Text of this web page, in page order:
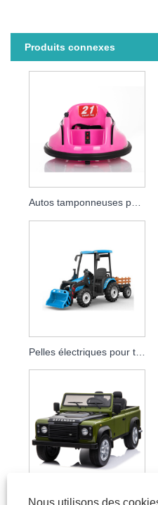
Produits connexes
Autos tamponneuses pour bébés
Pelles électriques pour tracteur 12 V pour bébé
Camion électrique 24v pour enfants, avec télécommande, offre spéciale
Nous utilisons des